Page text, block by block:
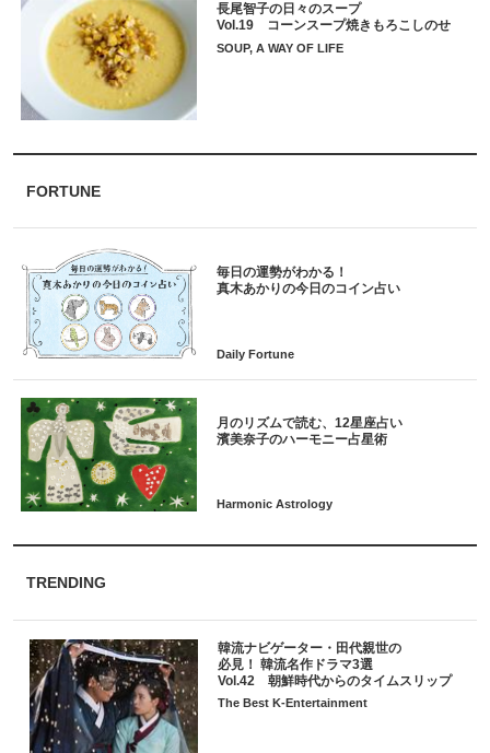
長尾智子の日々のスープ
Vol.19 コーンスープ焼きもろこしのせ
SOUP, A WAY OF LIFE
FORTUNE
毎日の運勢がわかる！
月のリズムで読む、12星座占い
TRENDING
韓流ナビゲーター・田代親世の
必見！ 韓流名作ドラマ3選
Vol.42 朝鮮時代からのタイムスリップ
The Best K-Entertainment